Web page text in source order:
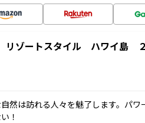
ゾートスタイル ハワイ島 ２
然は訪れる人々を魅了します。パワ
！